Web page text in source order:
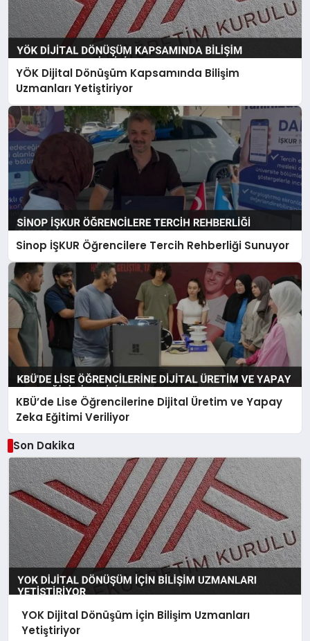
YÖK Dijital Dönüşüm Kapsamında Bilişim
Uzmanları Yetiştiriyor
Sinop İŞKUR Öğrencilere Tercih Rehberliği Sunuyor
KBÜ’de Lise Öğrencilerine Dijital Üretim ve Yapay
Zeka Eğitimi Veriliyor
Son Dakika
YOK Dijital Dönüşüm İçin Bilişim Uzmanları
Yetiştiriyor